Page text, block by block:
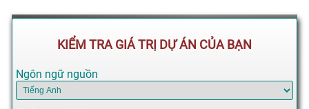
KIỂM TRA GIÁ TRỊ DỰ ÁN CỦA BẠN
Ngôn ngữ nguồn